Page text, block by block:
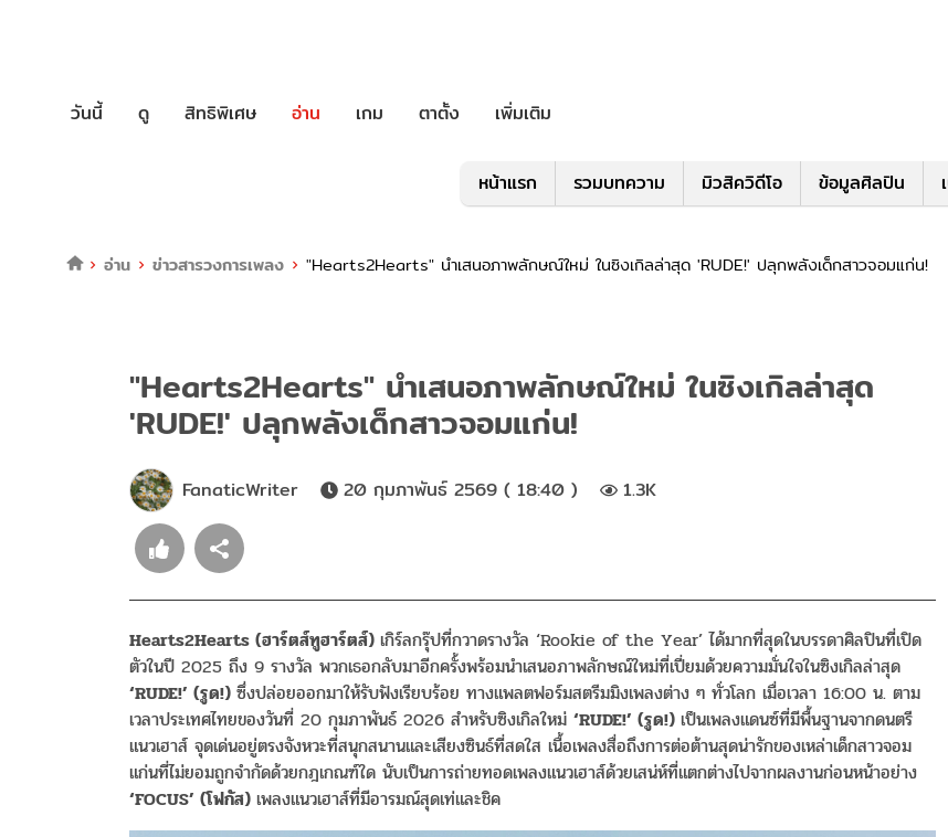
วันนี้ ดู สิทธิพิเศษ อ่าน เกม ตาตั้ง เพิ่มเติม
หน้าแรก รวมบทความ มิวสิควิดีโอ ข้อมูลศิลปิน
อ่าน ข่าวสารวงการเพลง "Hearts2Hearts" นำเสนอภาพลักษณ์ใหม่ ในซิงเกิลล่าสุด 'RUDE!' ปลุกพลังเด็กสาวจอมแก่น!
"Hearts2Hearts" นำเสนอภาพลักษณ์ใหม่ ในซิงเกิลล่าสุด
'RUDE!' ปลุกพลังเด็กสาวจอมแก่น!
FanaticWriter 20 กุมภาพันธ์ 2569 ( 18:40 ) 1.3K
Hearts2Hearts (ฮาร์ตส์ทูฮาร์ตส์) เกิร์ลกรุ๊ปที่กวาดรางวัล ‘Rookie of the Year’ ได้มากที่สุดในบรรดาศิลปินที่เปิด
ตัวในปี 2025 ถึง 9 รางวัล พวกเธอกลับมาอีกครั้งพร้อมนำเสนอภาพลักษณ์ใหม่ที่เปี่ยมด้วยความมั่นใจในซิงเกิลล่าสุด
‘RUDE!’ (รูด!) ซึ่งปล่อยออกมาให้รับฟังเรียบร้อย ทางแพลตฟอร์มสตรีมมิงเพลงต่าง ๆ ทั่วโลก เมื่อเวลา 16:00 น. ตาม
เวลาประเทศไทยของวันที่ 20 กุมภาพันธ์ 2026 สำหรับซิงเกิลใหม่ ‘RUDE!’ (รูด!) เป็นเพลงแดนซ์ที่มีพื้นฐานจากดนตรี
แนวเฮาส์ จุดเด่นอยู่ตรงจังหวะที่สนุกสนานและเสียงซินธ์ที่สดใส เนื้อเพลงสื่อถึงการต่อต้านสุดน่ารักของเหล่าเด็กสาวจอม
แก่นที่ไม่ยอมถูกจำกัดด้วยกฎเกณฑ์ใด นับเป็นการถ่ายทอดเพลงแนวเฮาส์ด้วยเสน่ห์ที่แตกต่างไปจากผลงานก่อนหน้าอย่าง
‘FOCUS’ (โฟกัส) เพลงแนวเฮาส์ที่มีอารมณ์สุดเท่และชิค